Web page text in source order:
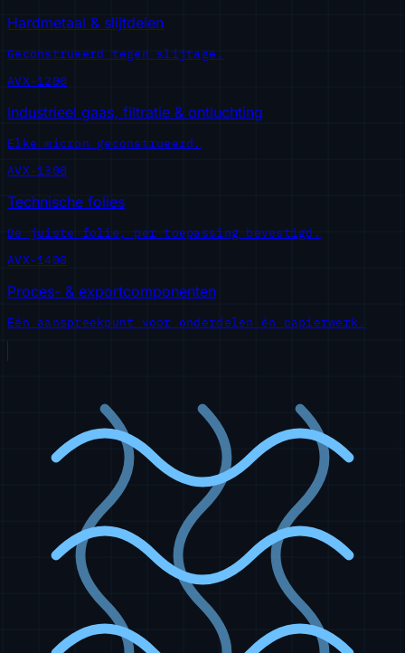
Hardmetaal & slijtdelen
Geconstrueerd tegen slijtage.
AVX-1200
Industrieel gaas, filtratie & ontluchting
Elke micron geconstrueerd.
AVX-1300
Technische folies
De juiste folie, per toepassing bevestigd.
AVX-1400
Proces- & exportcomponenten
Eén aanspreekpunt voor onderdelen én papierwerk.